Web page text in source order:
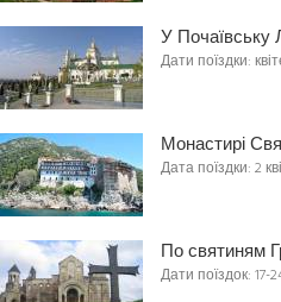
У Почаївську
Дати поїздки:
Монастирі
Дата поїздки: 2
По святиням
Дати поїздок: 17-